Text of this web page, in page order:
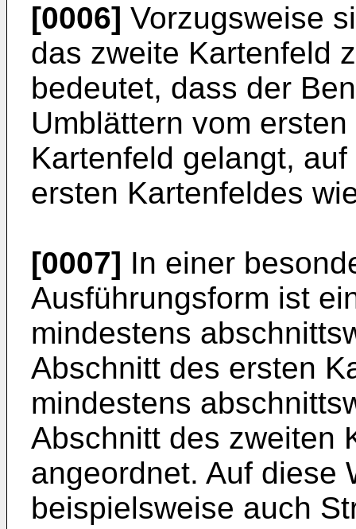
[0006] Vorzugsweise
das zweite Kartenfeld
bedeutet, dass der
Umblättern vom
Kartenfeld gelangt,
ersten Kartenfeldes
[0007] In einer
Ausführungsform ist
mindestens
Abschnitt des ersten
mindestens
Abschnitt des zweiten
angeordnet. Auf diese
beispielsweise auch